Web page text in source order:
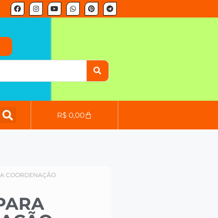
R$ 0,00
COORDENAÇÃO